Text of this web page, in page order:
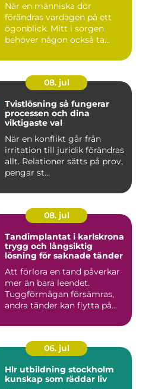
När en människa dör
förändras vardagen på ett
ögonblick. Mitt i sorgen
behöver någon också ta
08. jul
Tvistlösning så fungerar
processen och dina
viktigaste val
När en konflikt går från
irritation till juridik förändras
allt. Relationer sätts på prov,
pengar st...
08. jul
Tandimplantat i karlskrona
trygg och långsiktig
lösning för saknade tänder
Att förlora en tand påverkar
mer än bara leendet.
Tuggförmågan försämras,
andra tänder kan flytta på...
06. jul
Hlr utbildning stockholm
kunskap som räddar liv